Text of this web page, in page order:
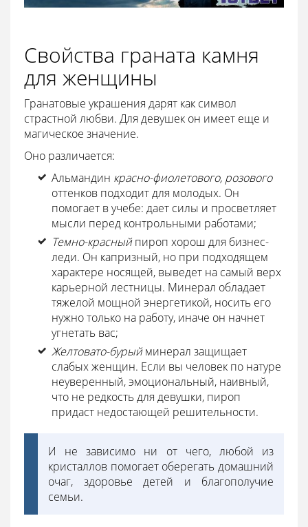
Свойства граната камня
для женщины
Гранатовые украшения дарят как символ
страстной любви. Для девушек он имеет еще и
магическое значение.
Оно различается:
Альмандин красно-фиолетового, розового
оттенков подходит для молодых. Он
помогает в учебе: дает силы и просветляет
мысли перед контрольными работами;
Темно-красныйпироп хорош для бизнес-
леди. Он капризный, но при подходящем
характере носящей, выведет на самый верх
карьерной лестницы. Минерал обладает
тяжелой мощной энергетикой, носить его
нужно только на работу, иначе он начнет
угнетать вас;
Желтовато-бурыйминерал защищает
слабых женщин. Если вы человек по натуре
неуверенный, эмоциональный, наивный,
что не редкость для девушки, пироп
придаст недостающей решительности.
И не зависимо ни от чего, любой из
кристаллов помогает оберегать домашний
очаг, здоровье детей и благополучие
семьи.